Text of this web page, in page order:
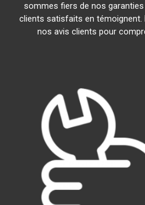
sommes fiers de nos
clients satisfaits en
nos avis clients pour